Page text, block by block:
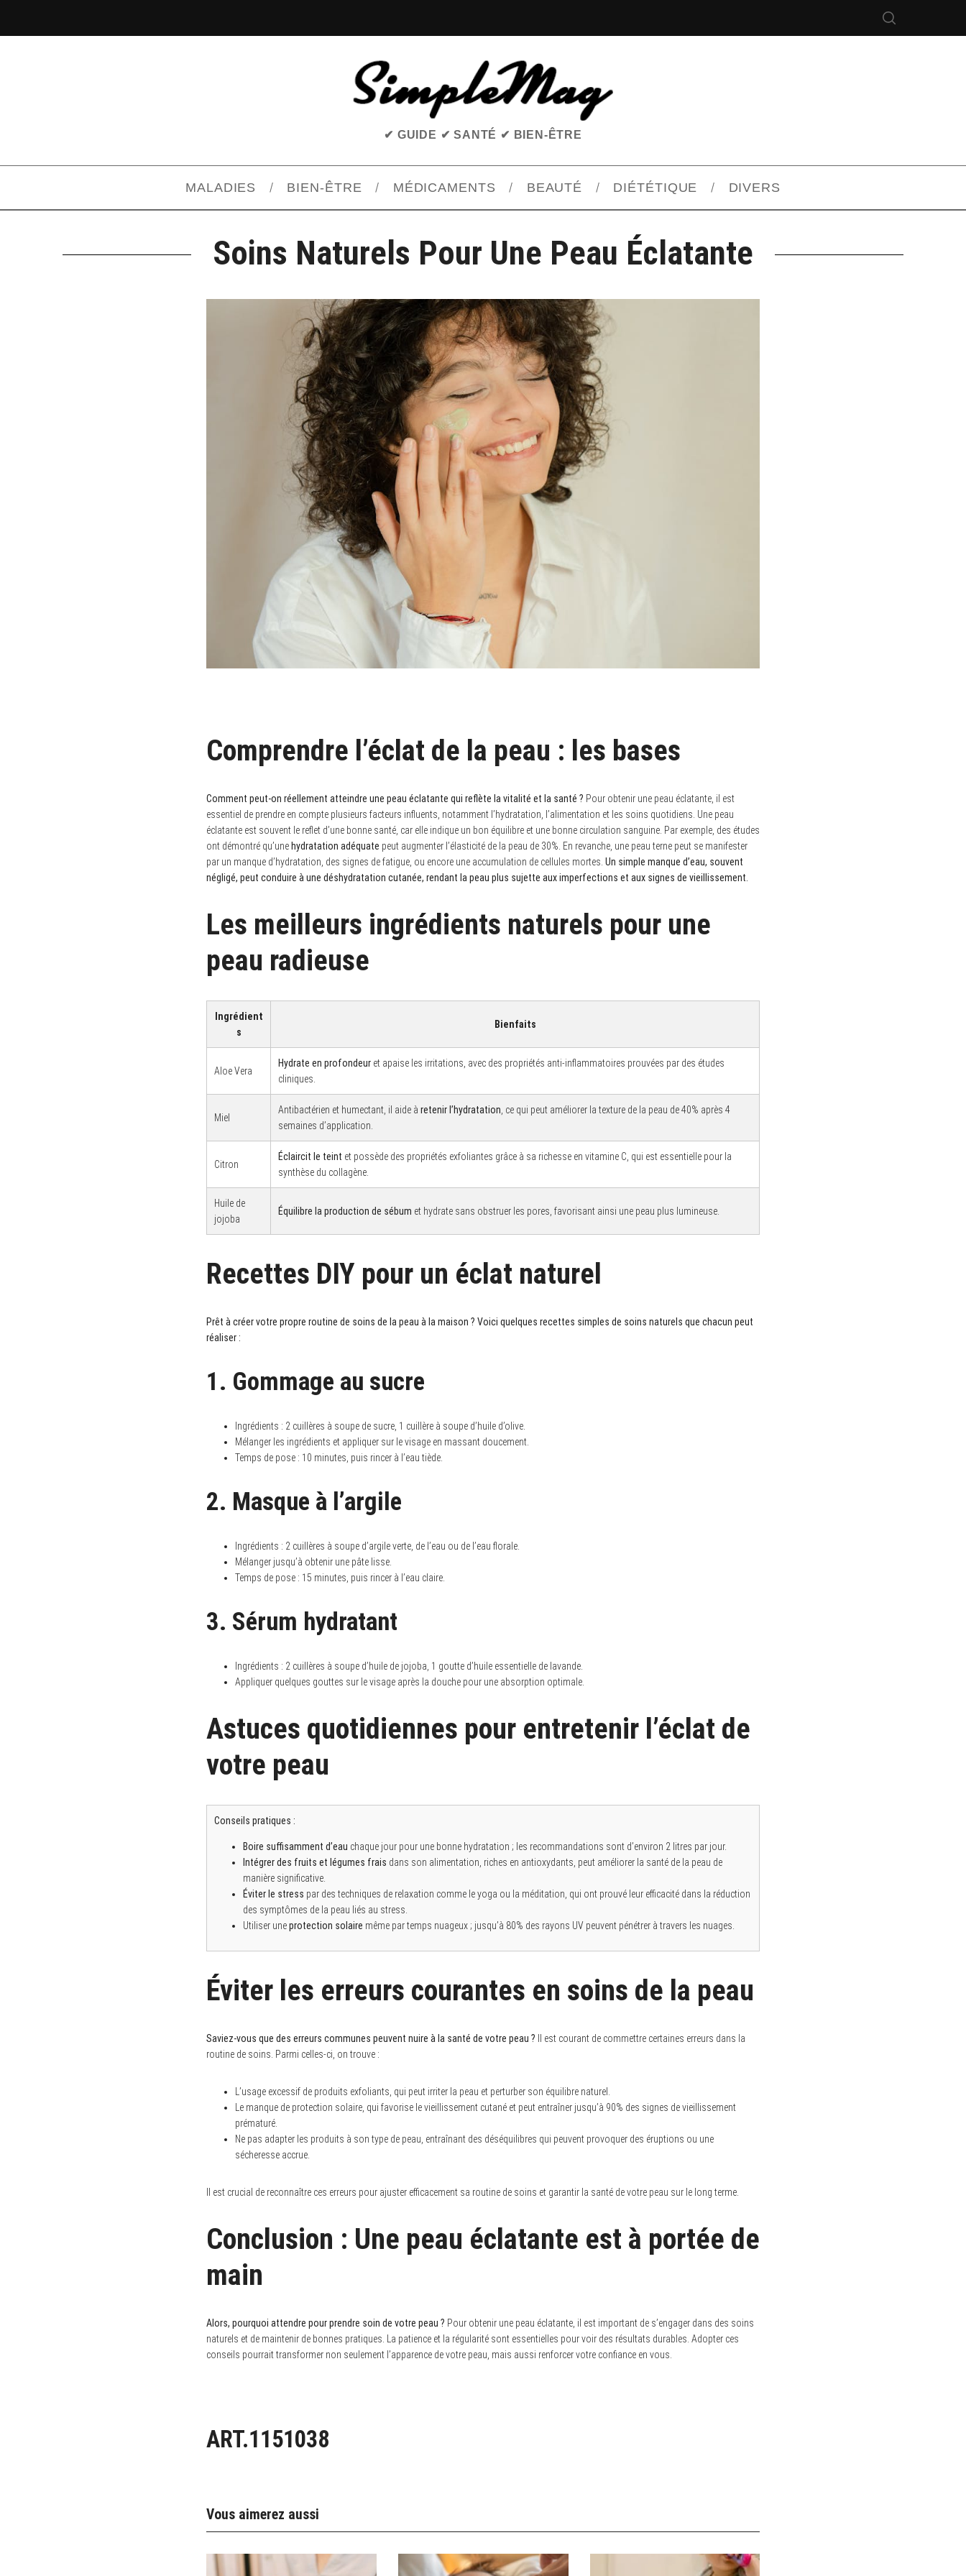
✔ GUIDE ✔ SANTÉ ✔ BIEN-ÊTRE
MALADIES BIEN-ÊTRE MÉDICAMENTS BEAUTÉ DIÉTÉTIQUE DIVERS
Soins Naturels Pour Une Peau Éclatante
Comprendre l’éclat de la peau : les bases
Comment peut-on réellement atteindre une peau éclatante qui reflète la vitalité et la santé ? Pour obtenir une peau éclatante, il est
essentiel de prendre en compte plusieurs facteurs influents, notamment l’hydratation, l’alimentation et les soins quotidiens. Une peau
éclatante est souvent le reflet d’une bonne santé, car elle indique un bon équilibre et une bonne circulation sanguine. Par exemple, des études
ont démontré qu’une hydratation adéquate peut augmenter l’élasticité de la peau de 30%. En revanche, une peau terne peut se manifester
par un manque d’hydratation, des signes de fatigue, ou encore une accumulation de cellules mortes. Un simple manque d’eau, souvent
négligé, peut conduire à une déshydratation cutanée, rendant la peau plus sujette aux imperfections et aux signes de vieillissement.
Les meilleurs ingrédients naturels pour une
peau radieuse
Ingrédient
s
Bienfaits
Aloe Vera
Hydrate en profondeur et apaise les irritations, avec des propriétés anti-inflammatoires prouvées par des études
cliniques.
Miel
Antibactérien et humectant, il aide à retenir l’hydratation , ce qui peut améliorer la texture de la peau de 40% après 4
semaines d’application.
Citron
Éclaircit le teint et possède des propriétés exfoliantes grâce à sa richesse en vitamine C, qui est essentielle pour la
synthèse du collagène.
Huile de
jojoba
Équilibre la production de sébum et hydrate sans obstruer les pores, favorisant ainsi une peau plus lumineuse.
Recettes DIY pour un éclat naturel
Prêt à créer votre propre routine de soins de la peau à la maison ? Voici quelques recettes simples de soins naturels que chacun peut
réaliser :
1. Gommage au sucre
Ingrédients : 2 cuillères à soupe de sucre, 1 cuillère à soupe d’huile d’olive.
Mélanger les ingrédients et appliquer sur le visage en massant doucement.
Temps de pose : 10 minutes, puis rincer à l’eau tiède.
2. Masque à l’argile
Ingrédients : 2 cuillères à soupe d’argile verte, de l’eau ou de l’eau florale.
Mélanger jusqu’à obtenir une pâte lisse.
Temps de pose : 15 minutes, puis rincer à l’eau claire.
3. Sérum hydratant
Ingrédients : 2 cuillères à soupe d’huile de jojoba, 1 goutte d’huile essentielle de lavande.
Appliquer quelques gouttes sur le visage après la douche pour une absorption optimale.
Astuces quotidiennes pour entretenir l’éclat de
votre peau
Conseils pratiques :
Boire suffisamment d’eau chaque jour pour une bonne hydratation ; les recommandations sont d’environ 2 litres par jour.
Intégrer des fruits et légumes frais dans son alimentation, riches en antioxydants, peut améliorer la santé de la peau de
manière significative.
Éviter le stress par des techniques de relaxation comme le yoga ou la méditation, qui ont prouvé leur efficacité dans la réduction
des symptômes de la peau liés au stress.
Utiliser uneprotection solaire même par temps nuageux ; jusqu’à 80% des rayons UV peuvent pénétrer à travers les nuages.
Éviter les erreurs courantes en soins de la peau
Saviez-vous que des erreurs communes peuvent nuire à la santé de votre peau ? Il est courant de commettre certaines erreurs dans la
routine de soins. Parmi celles-ci, on trouve :
L’usage excessif de produits exfoliants, qui peut irriter la peau et perturber son équilibre naturel.
Le manque de protection solaire, qui favorise le vieillissement cutané et peut entraîner jusqu’à 90% des signes de vieillissement
prématuré.
Ne pas adapter les produits à son type de peau, entraînant des déséquilibres qui peuvent provoquer des éruptions ou une
sécheresse accrue.
Il est crucial de reconnaître ces erreurs pour ajuster efficacement sa routine de soins et garantir la santé de votre peau sur le long terme.
Conclusion : Une peau éclatante est à portée de
main
Alors, pourquoi attendre pour prendre soin de votre peau ? Pour obtenir une peau éclatante, il est important de s’engager dans des soins
naturels et de maintenir de bonnes pratiques. La patience et la régularité sont essentielles pour voir des résultats durables. Adopter ces
conseils pourrait transformer non seulement l’apparence de votre peau, mais aussi renforcer votre confiance en vous.
ART.1151038
Vous aimerez aussi